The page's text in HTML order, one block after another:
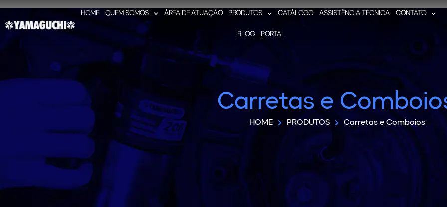
HOME QUEM SOMOS ÁREA DE ATUAÇÃO PRODUTOS CATÁLOGO ASSISTÊNCIA TÉCNICA CONTATO
BLOG PORTAL
Carretas e
HOME PRODUTOS Carretas e Comboios